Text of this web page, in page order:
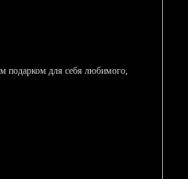
подарком для себя любимого,